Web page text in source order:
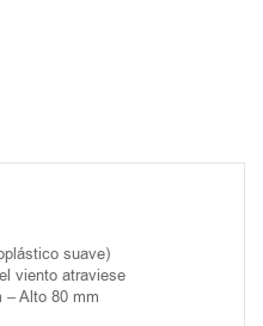
suave)
viento atraviese
– Alto 80 mm